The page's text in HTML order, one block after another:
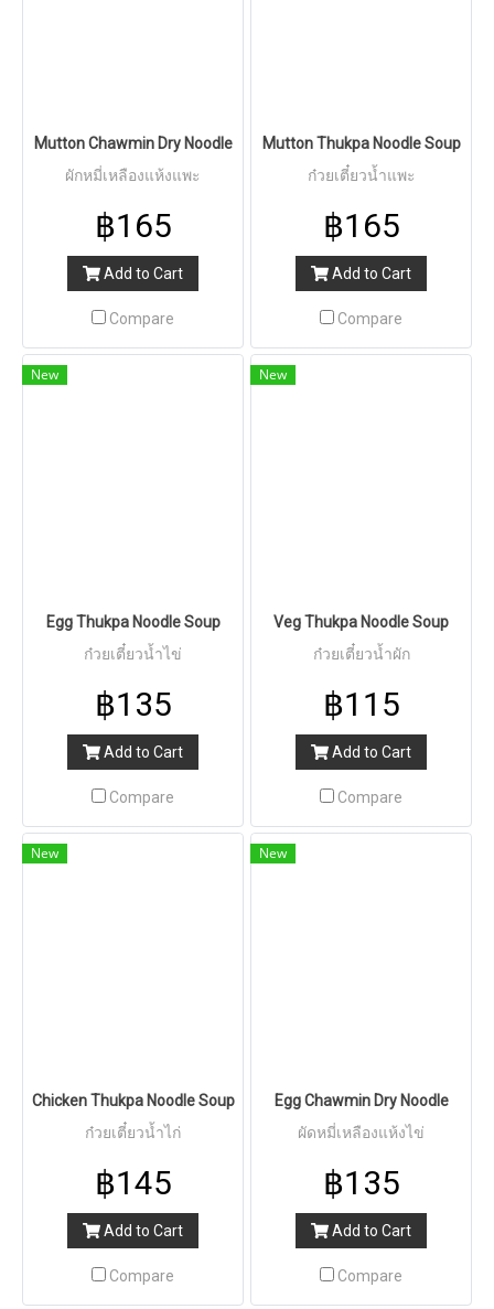
Mutton Chawmin Dry Noodle
ผักหมี่เหลืองแห้งแพะ
฿165
Add to Cart
Compare
Mutton Thukpa Noodle Soup
ก๋วยเตี๋ยวน้ำแพะ
฿165
Add to Cart
Compare
New
Egg Thukpa Noodle Soup
ก๋วยเตี๋ยวน้ำไข่
฿135
Add to Cart
Compare
New
Veg Thukpa Noodle Soup
ก๋วยเตี๋ยวน้ำผัก
฿115
Add to Cart
Compare
New
Chicken Thukpa Noodle Soup
ก๋วยเตี๋ยวน้ำไก่
฿145
Add to Cart
Compare
New
Egg Chawmin Dry Noodle
ผัดหมี่เหลืองแห้งไข่
฿135
Add to Cart
Compare